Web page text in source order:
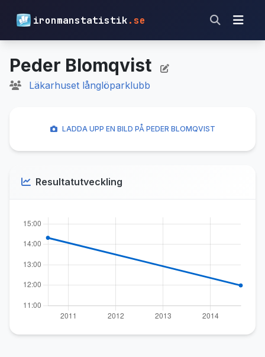
ironmanstatistik.se
Peder Blomqvist
Läkarhuset långlöparklubb
LADDA UPP EN BILD PÅ PEDER BLOMQVIST
Resultatutveckling